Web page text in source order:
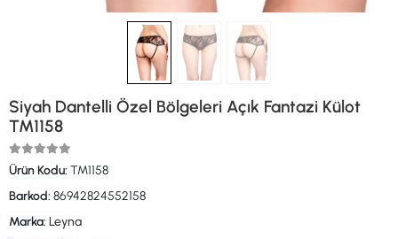
Siyah Dantelli Özel Bölgeleri Açık Fantazi Külot
TM1158
Ürün Kodu: TM1158
Barkod: 86942824552158
Marka: Leyna